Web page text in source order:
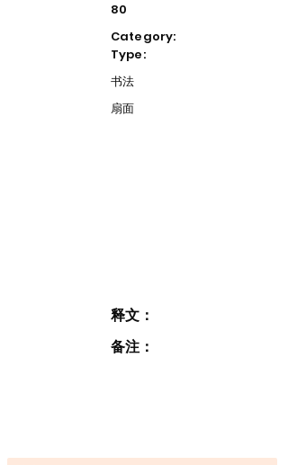
80
Category:
Type:
书法
扇面
释文：
备注：